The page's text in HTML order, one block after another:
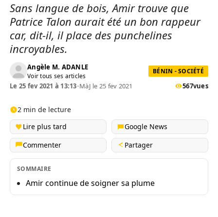
Sans langue de bois, Amir trouve que
Patrice Talon aurait été un bon rappeur
car, dit-il, il place des punchelines
incroyables.
Angèle M. ADANLE
Voir tous ses articles
BÉNIN - SOCIÉTÉ
Le 25 fev 2021 à 13:13•MàJ le 25 fev 2021 567vues
2 min de lecture
Lire plus tard
Google News
Commenter
Partager
SOMMAIRE
Amir continue de soigner sa plume